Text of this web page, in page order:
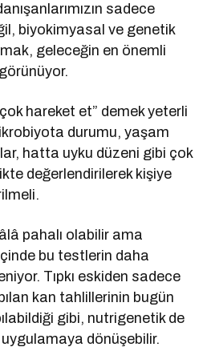
sadece
biyokimyasal ve genetik
geleceğin en önemli
hareket et” demek yeterli
durumu, yaşam
hatta uyku düzeni gibi çok
değerlendirilerek kişiye
pahalı olabilir ama
bu testlerin daha
Tıpkı eskiden sadece
kan tahlillerinin bugün
gibi, nutrigenetik de
dönüşebilir.